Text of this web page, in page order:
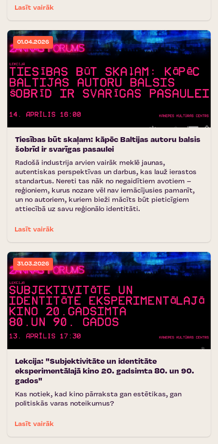
Lasīt vairāk
01.04.2026
Tiesības būt skaļam: kāpēc Baltijas autoru balsis
šobrīd ir svarīgas pasaulei
Radošā industrija arvien vairāk meklē jaunas,
autentiskas perspektīvas un darbus, kas lauž ierastos
standartus. Nereti tas nāk no negaidītiem avotiem –
reģioniem, kurus nozare vēl nav iemācījusies pamanīt,
un no autoriem, kuriem bieži mācīts būt pieticīgiem
attiecībā uz savu reģionālo identitāti.
Lasīt vairāk
31.03.2026
Lekcija: "Subjektivitāte un identitāte
eksperimentālajā kino 20. gadsimta 80. un 90.
gados"
Kas notiek, kad kino pārraksta gan estētikas, gan
politiskās varas noteikumus?
Lasīt vairāk